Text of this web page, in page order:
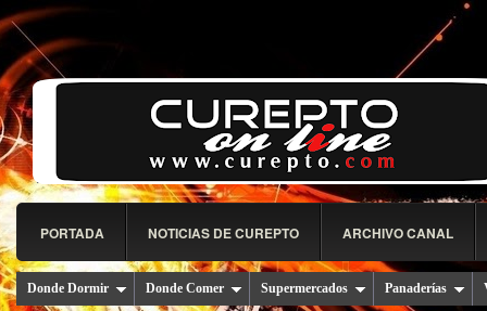
PORTADA NOTICIAS DE CUREPTO ARCHIVO CANAL
Donde Dormir Donde Comer Supermercados Panaderías